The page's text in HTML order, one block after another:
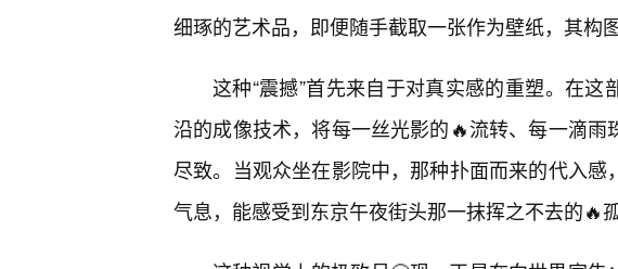
细琢的艺术品，即便随手截取一张作为壁纸，其构
这种“震撼”首先来自于对真实感的重塑。在
沿的成像技术，将每一丝光影的🔥流转、每一滴
尽致。当观众坐在影院中，那种扑面而来的代入感
气息，能感受到东京午夜街头那一抹挥之不去的🔥孤